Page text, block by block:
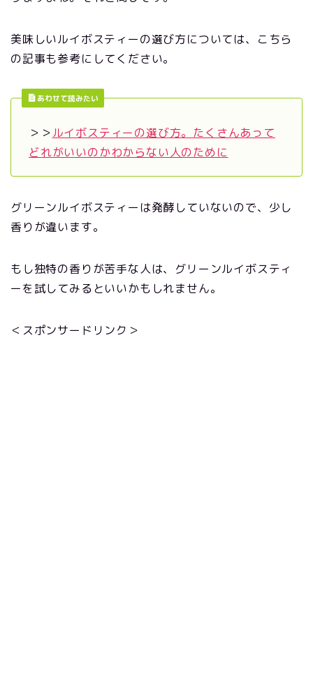
美味しいルイボスティーの選び方については、こちら
の記事も参考にしてください。
あわせて読みたい
＞＞ルイボスティーの選び方。たくさんあって
どれがいいのかわからない人のために
グリーンルイボスティーは発酵していないので、少し
香りが違います。
もし独特の香りが苦手な人は、グリーンルイボスティ
ーを試してみるといいかもしれません。
＜スポンサードリンク＞